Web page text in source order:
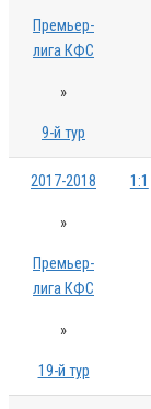
Премьер-
лига КФС
»
9-й тур
2017-2018
»
Премьер-
лига КФС
»
19-й тур
1:1